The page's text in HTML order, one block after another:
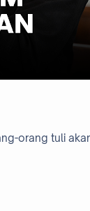
orang tuli